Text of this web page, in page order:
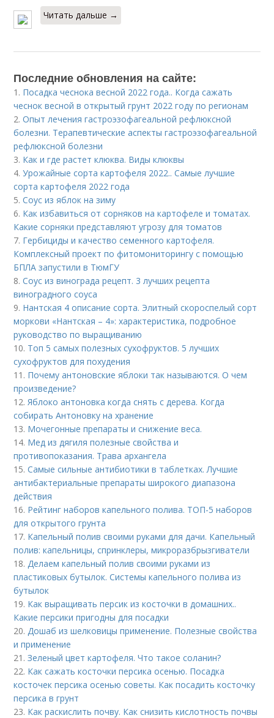
Читать дальше →
Последние обновления на сайте:
1. Посадка чеснока весной 2022 года.. Когда сажать
чеснок весной в открытый грунт 2022 году по регионам
2.Опыт лечения гастроэзофагеальной рефлюксной
болезни. Терапевтические аспекты гастроэзофагеальной
рефлюксной болезни
3. Как и где растет клюква. Виды клюквы
4.Урожайные сорта картофеля 2022.. Самые лучшие
сорта картофеля 2022 года
5.Соус из яблок на зиму
6. Как избавиться от сорняков на картофеле и томатах.
Какие сорняки представляют угрозу для томатов
7. Гербициды и качество семенного картофеля.
Комплексный проект по фитомониторингу с помощью
БПЛА запустили в ТюмГУ
8.Соус из винограда рецепт. 3 лучших рецепта
виноградного соуса
9. Нантская 4 описание сорта. Элитный скороспелый сорт
моркови «Нантская – 4»: характеристика, подробное
руководство по выращиванию
10. Топ 5 самых полезных сухофруктов. 5 лучших
сухофруктов для похудения
11. Почему антоновские яблоки так называются. О чем
произведение?
12. Яблоко антоновка когда снять с дерева. Когда
собирать Антоновку на хранение
13. Мочегонные препараты и снижение веса.
14. Мед из дягиля полезные свойства и
противопоказания. Трава архангела
15.Самые сильные антибиотики в таблетках. Лучшие
антибактериальные препараты широкого диапазона
действия
16. Рейтинг наборов капельного полива. ТОП-5 наборов
для открытого грунта
17. Капельный полив своими руками для дачи. Капельный
полив: капельницы, спринклеры, микроразбрызгиватели
18. Делаем капельный полив своими руками из
пластиковых бутылок. Системы капельного полива из
бутылок
19. Как выращивать персик из косточки в домашних..
Какие персики пригодны для посадки
20. Дошаб из шелковицы применение. Полезные свойства
и применение
21.Зеленый цвет картофеля. Что такое соланин?
22. Как сажать косточки персика осенью. Посадка
косточек персика осенью советы. Как посадить косточку
персика в грунт
23. Как раскислить почву. Как снизить кислотность почвы